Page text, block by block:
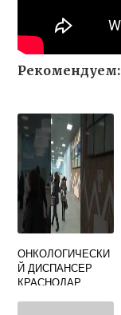
Рекомендуем:
ОНКОЛОГИЧЕСКИ
Й ДИСПАНСЕР
КРАСНОДАР